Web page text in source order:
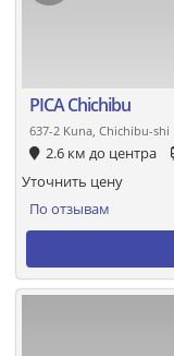
PICA Chichibu
637-2 Kuna, Chichibu-shi
2.6 км до центра
По отзывам
Уточнить цену